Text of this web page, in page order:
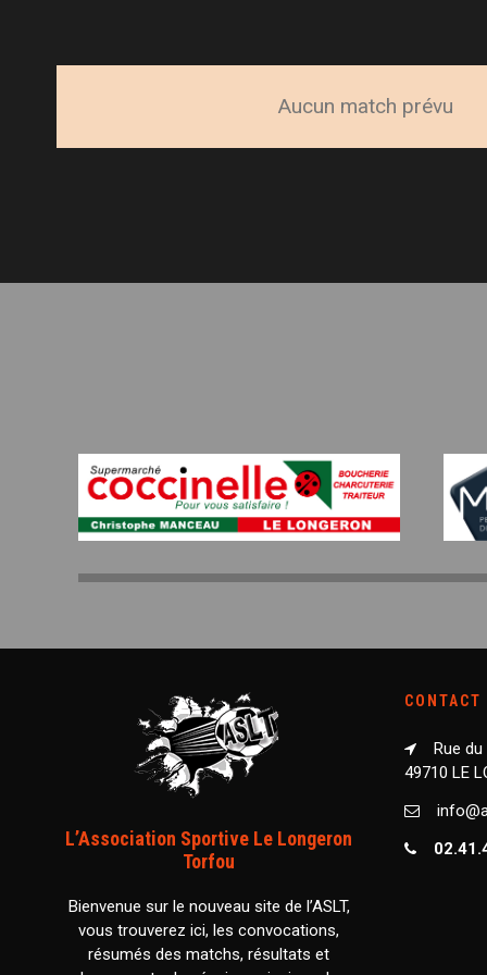
Aucun match prévu
L’Association Sportive Le Longeron
Torfou
Bienvenue sur le nouveau site de l’ASLT,
vous trouverez ici, les convocations,
résumés des matchs, résultats et
CONTACT
Rue
49710 LE